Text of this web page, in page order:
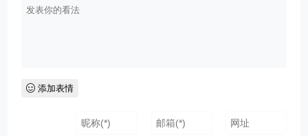
添加表情